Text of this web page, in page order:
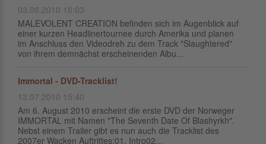
03.08.2010 16:03
MALEVOLENT CREATION befinden sich im Augenblick auf
einer kurzen Headlinertournee durch Amerika und planen
im Anschluss den Videodreh zu dem Track "Slaughtered"
von ihrem demnächst erscheinenden Albu...
Immortal - DVD-Tracklist!
13.07.2010 15:40
Am 6. August 2010 erscheint die erste DVD der Norweger
IMMORTAL mit Namen "The Seventh Date Of Blashyrkh".
Nebst einem Trailer gibt es nun auch die Tracklist des
2007er Wacken Auftrittes:01. Intro02...